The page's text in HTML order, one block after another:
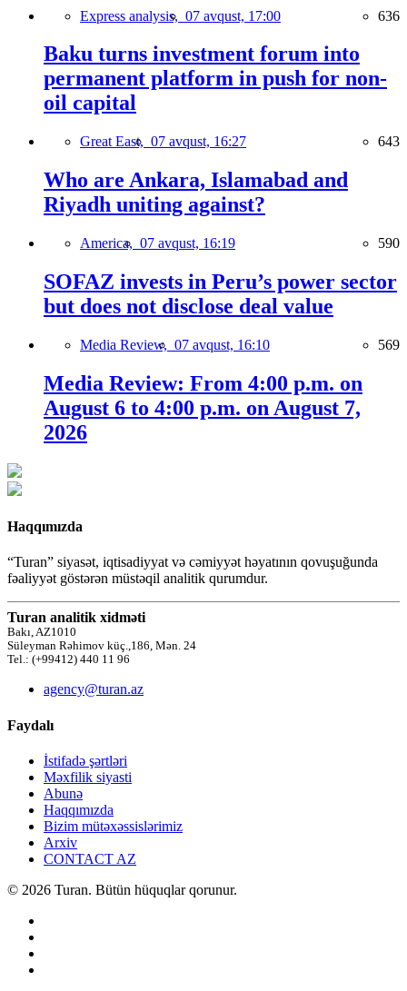
Express analysis, 07 avqust, 17:00 636
Baku turns investment forum into
permanent platform in push for non-
oil capital
Great East, 07 avqust, 16:27 643
Who are Ankara, Islamabad and
Riyadh uniting against?
America, 07 avqust, 16:19 590
SOFAZ invests in Peru’s power sector
but does not disclose deal value
Media Review, 07 avqust, 16:10 569
Media Review: From 4:00 p.m. on
August 6 to 4:00 p.m. on August 7,
2026
Haqqımızda
“Turan” siyasət, iqtisadiyyat və cəmiyyət həyatının qovuşuğunda
fəaliyyət göstərən müstəqil analitik qurumdur.
Turan analitik xidməti
Bakı, AZ1010
Süleyman Rəhimov küç.,186, Mən. 24
Tel.: (+99412) 440 11 96
agency@turan.az
Faydalı
İstifadə şərtləri
Məxfilik siyasti
Abunə
Haqqımızda
Bizim mütəxəssislərimiz
Arxiv
CONTACT AZ
© 2026 Turan. Bütün hüquqlar qorunur.